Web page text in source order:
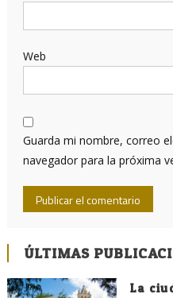
Web
Guarda mi nombre, correo
navegador para la próxima
ÚLTIMAS
La